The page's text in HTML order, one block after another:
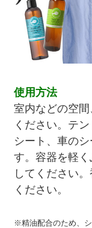
使用方法
室内などの空
ください。テ
シート、車の
す。容器を軽
してください
ください。
※精油配合のため、